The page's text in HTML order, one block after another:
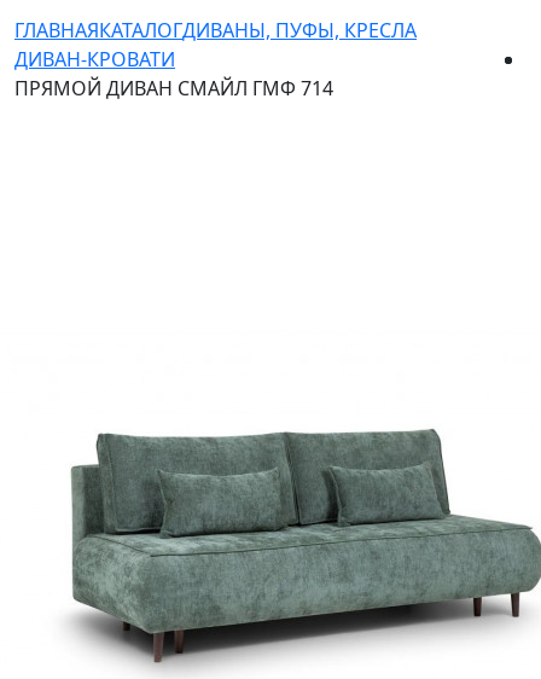
ГЛАВНАЯКАТАЛОГДИВАНЫ, ПУФЫ, КРЕСЛА
ДИВАН-КРОВАТИ
ПРЯМОЙ ДИВАН СМАЙЛ ГМФ 714